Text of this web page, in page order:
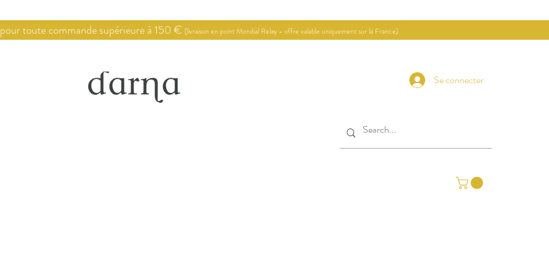
toute commande supérieure à 150 € (livraison en point Mondial Relay - offre valable uniquement sur la France)
Se connecter